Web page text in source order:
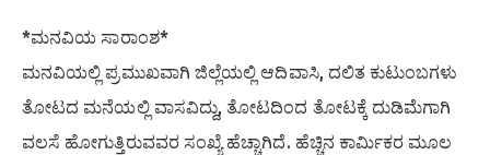
*ಮನವಿಯ ಸಾರಾಂಶ*
ಮನವಿಯಲ್ಲಿ ಪ್ರಮುಖವಾಗಿ ಜಿಲ್ಲೆಯಲ್ಲಿ ಆದಿವಾಸಿ, ದಲಿತ ಕುಟುಂಬಗಳು
ತೋಟದ ಮನೆಯಲ್ಲಿ ವಾಸವಿದ್ದು, ತೋಟದಿಂದ ತೋಟಕ್ಕೆ ದುಡಿಮೆಗಾಗಿ
ವಲಸೆ ಹೋಗುತ್ತಿರುವವರ ಸಂಖ್ಯೆ ಹೆಚ್ಚಾಗಿದೆ. ಹೆಚ್ಚಿನ ಕಾರ್ಮಿಕರ ಮೂಲ